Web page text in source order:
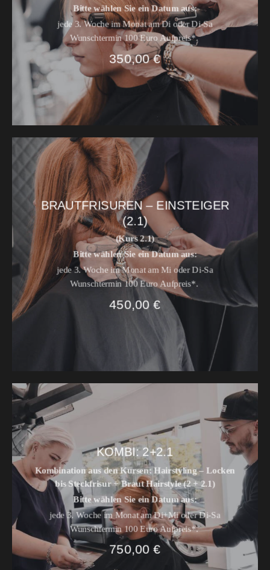
Bitte wählen Sie ein Datum aus:
jede 3. Woche im Monat am Di oderDi-Sa
Wunschtermin 100 Euro Aufpreis*.
350,00€
BRAUTFRISUREN – EINSTEIGER
(2.1)
(Kurs 2.1)
Bitte wählen Sie ein Datum aus:
jede 3. Woche im Monat am Mi oderDi-Sa
Wunschtermin 100 Euro Aufpreis*.
450,00€
KOMBI: 2+2.1
Kombination aus den Kursen: Hairstyling – Locken
bis Steckfrisur + Braut Hairstyle (2 + 2.1)
Bitte wählen Sie ein Datum aus:
jede 3. Woche im Monat amDi+MioderDi-Sa
Wunschtermin 100 Euro Aufpreis*.
750,00€